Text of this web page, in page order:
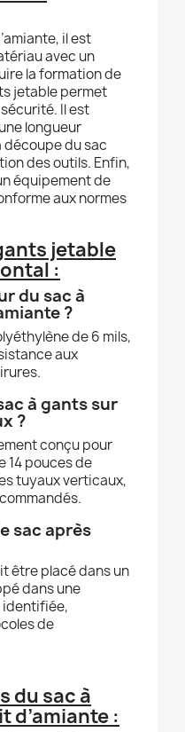
il est
avec un
la formation de
jetable permet
Il est
longueur
découpe du sac
des outils. Enfin,
équipement de
aux normes
jetable
:
du sac à
?
de 6 mils,
aux
à gants sur
?
conçu pour
14 pouces de
tuyaux verticaux,
sac après
être placé dans un
dans une
identifiée,
de
du sac à
d’amiante :